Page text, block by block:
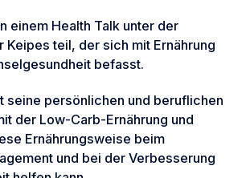
einem Health Talk unter der
Keipes teil, der sich mit Ernährung
befasst.
seine persönlichen und beruflichen
der Low-Carb-Ernährung und
Ernährungsweise beim
und bei der Verbesserung